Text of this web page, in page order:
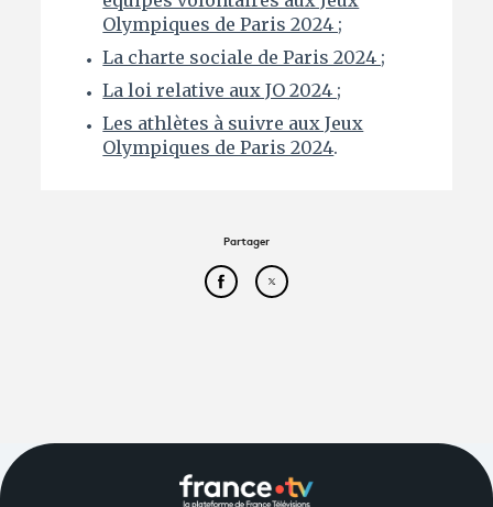
Olympiques de Paris 2024 ;
La charte sociale de Paris 2024 ;
La loi relative aux JO 2024 ;
Les athlètes à suivre aux Jeux
Olympiques de Paris 2024.
Partager
Partager cet article sur
Partager cet article sur